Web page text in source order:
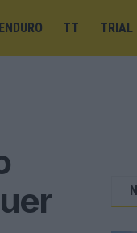
ENDURO TT TRIAL